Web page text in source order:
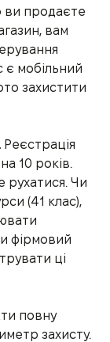
ви продаєте
вам
є мобільний
захистити
Реєстрація
10 років.
рухатися. Чи
(41 клас),
фірмовий
ці
повну
захисту.